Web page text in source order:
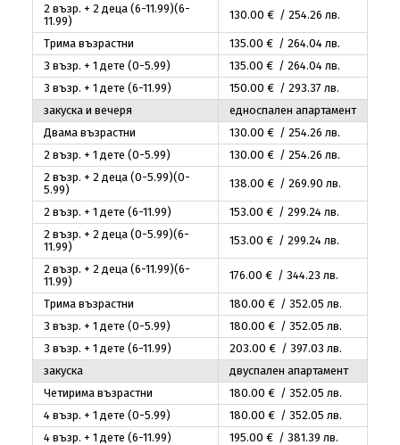
2 възр. + 2 деца (6-11.99)(6-
11.99)
130.00 € / 254.26 лв.
Трима възрастни 135.00 € / 264.04лв.
3 възр. + 1 дете (0-5.99)
135.00 € / 264.04лв.
3 възр. + 1 дете (6-11.99)
150.00 € / 293.37 лв.
закуска и вечеря
едноспален апартамент
Двама възрастни
130.00 € / 254.26 лв.
2 възр. + 1 дете (0-5.99)
130.00 € / 254.26 лв.
2 възр. + 2 деца (0-5.99)(0-
5.99)
138.00 € / 269.90 лв.
2 възр. + 1 дете (6-11.99) 153.00 € / 299.24лв.
2 възр. + 2 деца (0-5.99)(6-
11.99)
153.00 € / 299.24лв.
2 възр. + 2 деца (6-11.99)(6-
11.99)
176.00 € / 344.23 лв.
Трима възрастни 180.00 € / 352.05 лв.
3 възр. + 1 дете (0-5.99)
180.00 € / 352.05 лв.
3 възр. + 1 дете (6-11.99)
203.00 € / 397.03 лв.
закуска
двуспален апартамент
Четирима възрастни
180.00 € / 352.05 лв.
4 възр. + 1 дете (0-5.99)
180.00 € / 352.05 лв.
4 възр. + 1 дете (6-11.99)
195.00 € / 381.39 лв.